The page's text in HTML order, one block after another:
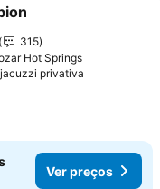
aos favoritos
315
Hot Springs
privativa
Ver preços